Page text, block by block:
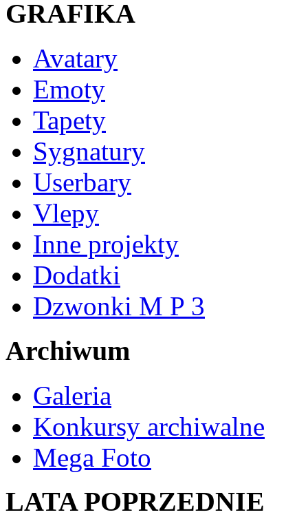
GRAFIKA
Avatary
Emoty
Tapety
Sygnatury
Userbary
Vlepy
Inne projekty
Dodatki
Dzwonki M P 3
Archiwum
Galeria
Konkursy archiwalne
Mega Foto
LATA POPRZEDNIE